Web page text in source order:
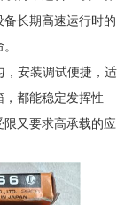
长期高速运行时的
，安装调试便捷，适
都能稳定发挥性
又要求高承载的应